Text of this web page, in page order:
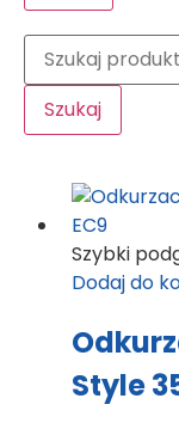
Szukaj
Szybki
Dodaj do
Style